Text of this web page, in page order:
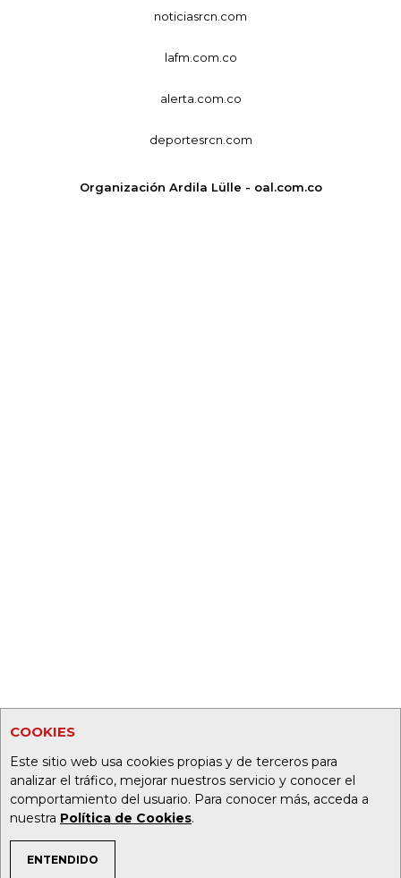
COOKIES
Este sitio web usa cookies propias y de terceros para
analizar el tráfico, mejorar nuestros servicio y conocer el
comportamiento del usuario. Para conocer más, acceda a
nuestra Política de Cookies.
ENTENDIDO
noticiasrcn.com
lafm.com.co
alerta.com.co
deportesrcn.com
Organización Ardila Lülle - oal.com.co